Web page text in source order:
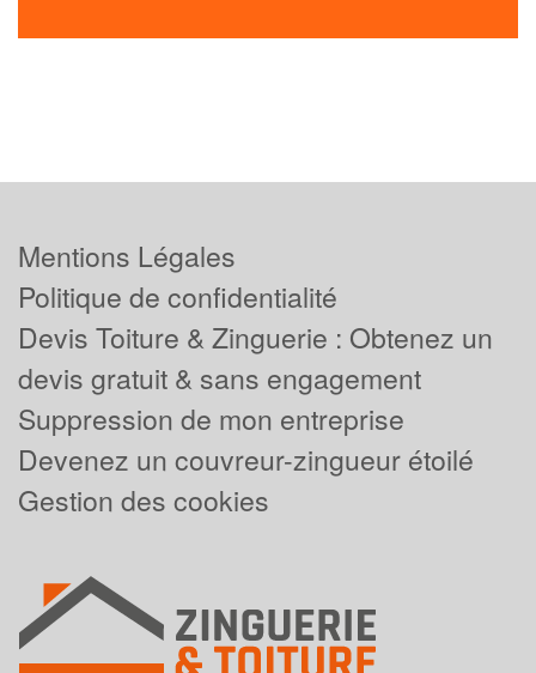
Mentions Légales
Politique de confidentialité
Devis Toiture & Zinguerie : Obtenez un
devis gratuit & sans engagement
Suppression de mon entreprise
Devenez un couvreur-zingueur étoilé
Gestion des cookies